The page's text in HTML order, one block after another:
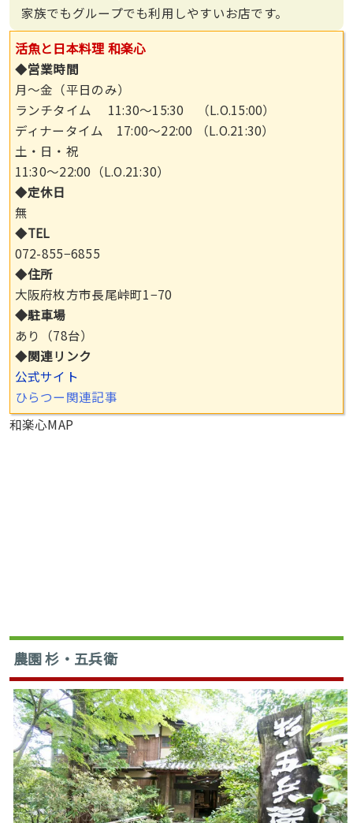
家族でもグループでも利用しやすいお店です。
活魚と日本料理 和楽心
◆営業時間
月～金（平日のみ）
ランチタイム 11:30～15:30 （L.O.15:00）
ディナータイム 17:00～22:00 （L.O.21:30）
土・日・祝
11:30～22:00（L.O.21:30）
◆定休日
無
◆TEL
072-855−6855
◆住所
大阪府枚方市長尾峠町1−70
◆駐車場
あり（78台）
◆関連リンク
公式サイト
ひらつー関連記事
和楽心MAP
農園 杉・五兵衛